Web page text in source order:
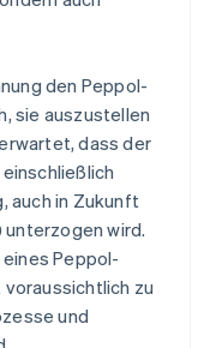
den Peppol-
sie auszustellen
dass der
auch in Zukunft
wird.
Peppol-
zu
und